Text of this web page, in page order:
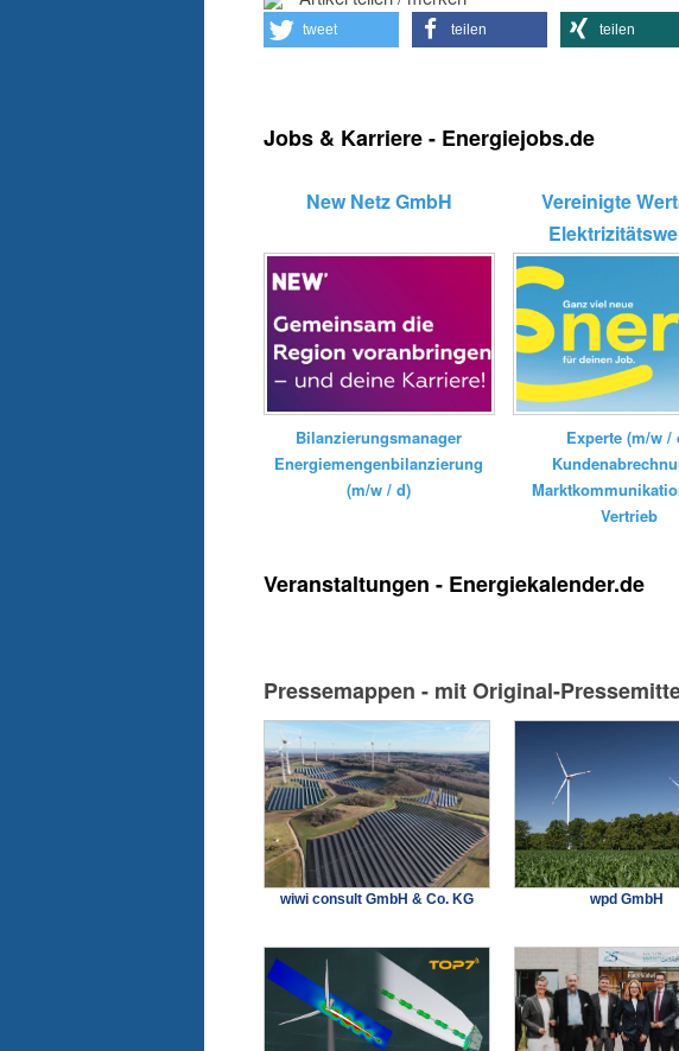
tweet teilen teilen
Jobs & Karriere - Energiejobs.de
New Netz GmbH
Bilanzierungsmanager
Energiemengenbilanzierung
(m/w / d)
Vereinigte
Experte (m/w /
Vertrieb
Veranstaltungen - Energiekalender.de
Pressemappen - mit Original-
wiwi consult GmbH & Co. KG wpd GmbH